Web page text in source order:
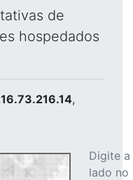
de
hospedados
,
Digite
lado no